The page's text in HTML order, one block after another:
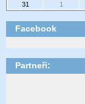
31
1
Facebook
Partneři: